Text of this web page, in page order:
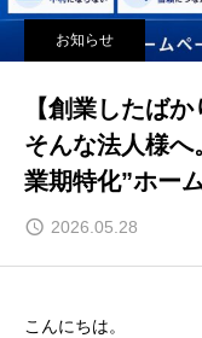
お知らせ
【創業したば
そんな法人様へ
業期特化”ホー
2026.05.28
こんにちは。